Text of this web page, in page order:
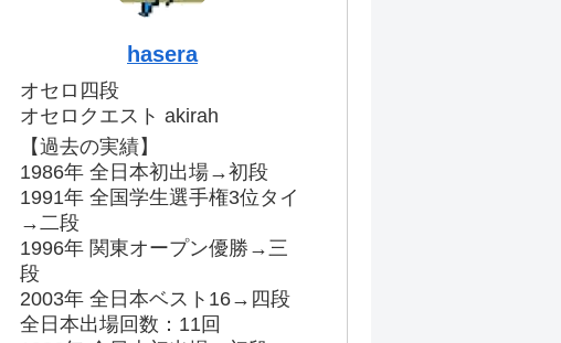
hasera
オセロ四段
オセロクエスト akirah
【過去の実績】
1986年 全日本初出場→初段
1991年 全国学生選手権3位タイ
→二段
1996年 関東オープン優勝→三
段
2003年 全日本ベスト16→四段
全日本出場回数：11回